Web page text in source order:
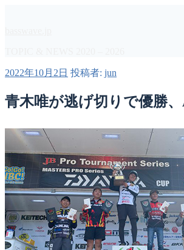
へ
キ
投
日:
2022年10月2日 投稿者: jun
青木唯が逃げ切りで優勝